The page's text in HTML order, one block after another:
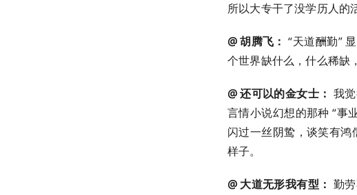
所以大专干了没学历人的
@ 胡腾飞： “天道酬勤”
个世界缺什么，什么稀缺
@ 还可以的金女士： 我
言情小说幻想的那种 “事
闪过一丝阴鸷，谈笑有
样子。 ​​​
@ 大道无形我有型： 勤